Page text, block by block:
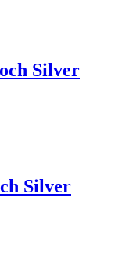
Silver
Silver